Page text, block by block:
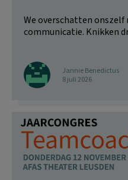
We overschatten
communicatie. Knikken
Jannie Benedictus
8 juli 2026